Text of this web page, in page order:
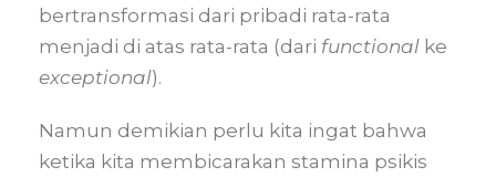
bertransformasi dari pribadi rata-rata
menjadi di atas rata-rata (dari functional ke
exceptional).
Namun demikian perlu kita ingat bahwa
ketika kita membicarakan stamina psikis